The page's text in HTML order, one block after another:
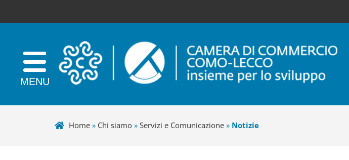
Home» Chi siamo» Servizi e Comunicazione» Notizie